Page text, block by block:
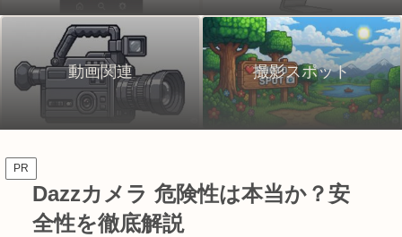
動画関連 撮影スポット
PR
Dazzカメラ 危険性は本当か？安
全性を徹底解説